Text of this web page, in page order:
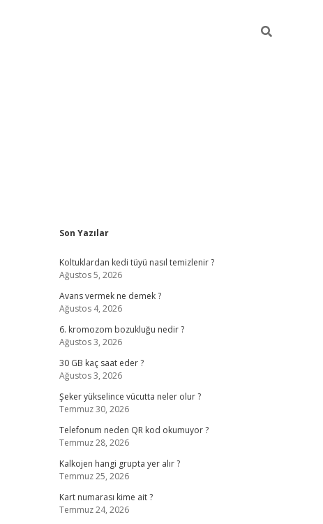
Sidebar
Son Yazılar
Koltuklardan kedi tüyü nasıl temizlenir ?
Ağustos 5, 2026
Avans vermek ne demek ?
Ağustos 4, 2026
6. kromozom bozukluğu nedir ?
Ağustos 3, 2026
30 GB kaç saat eder ?
Ağustos 3, 2026
Şeker yükselince vücutta neler olur ?
Temmuz 30, 2026
Telefonum neden QR kod okumuyor ?
Temmuz 28, 2026
Kalkojen hangi grupta yer alır ?
Temmuz 25, 2026
Kart numarası kime ait ?
Temmuz 24, 2026